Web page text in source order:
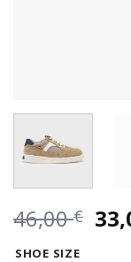
46,00€
SHOE SIZE